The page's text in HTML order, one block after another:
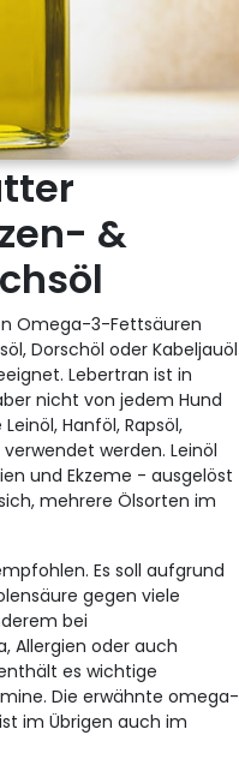
&
Omega-3-Fettsäuren
Dorschöl oder Kabeljauöl
Lebertran ist in
nicht von jedem Hund
Hanföl, Rapsöl,
werden. Leinöl
und Ekzeme - ausgelöst
mehrere Ölsorten im
Es soll aufgrund
gegen viele
bei
Allergien oder auch
es wichtige
Die erwähnte omega-
im Übrigen auch im